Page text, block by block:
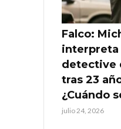
Falco:
interpreta
detective
tras 23
¿Cuándo
julio 24, 2026